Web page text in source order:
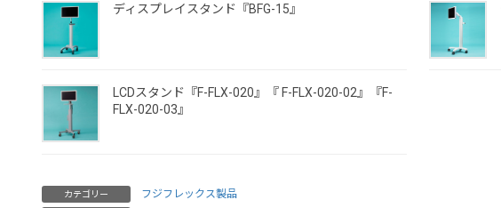
ディスプレイスタンド『BFG-15』
LCDスタンド『F-FLX-020』『 F-FLX-020-02』『F-
FLX-020-03』
カテゴリー フジフレックス製品